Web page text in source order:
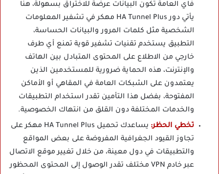
فاي العامة تكون البيانات عرضة للاختراق بسهولة، هنا
يأتي دور HA Tunnel Plus مهكر في تشفير المعلومات
الشخصية مثل كلمات المرور والبيانات الحساسة،
التطبيق يستخدم تقنيات تشفير قوية تمنع أي طرف
خارجي من الاطلاع على المحتوى المتبادل بين الهاتف
والإنترنت، هذه الحماية ضرورية للمستخدمين الذين
يعتمدون على الشبكات العامة في المقاهي أو الأماكن
المفتوحة، بفضل هذا التأمين تقدر استخدام التطبيقات
والخدمات المختلفة دون القلق من انتهاك الخصوصية.
تخطي الحظر:
يساعدك تحميل HA Tunnel Plus مهكر على
تجاوز القيود الجغرافية المفروضة على بعض المواقع
والتطبيقات في دول معينة، من خلال تغيير موقع الاتصال
عبر خادم VPN مختلف تقدر الوصول إلى المحتوى المحظور